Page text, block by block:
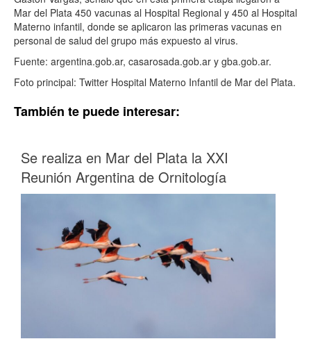
Mar del Plata 450 vacunas al Hospital Regional y 450 al Hospital
Materno infantil, donde se aplicaron las primeras vacunas en
personal de salud del grupo más expuesto al virus.
Fuente: argentina.gob.ar, casarosada.gob.ar y gba.gob.ar.
Foto principal: Twitter Hospital Materno Infantil de Mar del Plata.
También te puede interesar:
Se realiza en Mar del Plata la XXI
Reunión Argentina de Ornitología